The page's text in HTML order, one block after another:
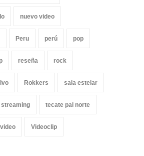
nuevo video
Peru perú pop
reseña rock
Rokkers sala estelar
streaming tecate pal norte
video Videoclip